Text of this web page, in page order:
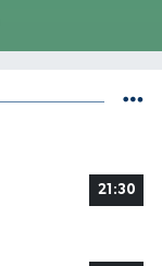
21:30